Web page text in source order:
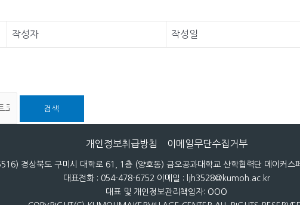
작성자 작성일
검색
개인정보취급방침 이메일무단수집거부
경상북도 구미시 대학로 61, 1층 (양호동) 금오공과대학교 산학협력단 메이커스
대표전화 : 054-478-6752 이메일 : ljh3528@kumoh.ac.kr
대표 및 개인정보관리책임자: OOO